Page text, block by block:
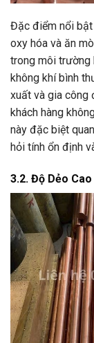
Đặc điểm nổi bật
oxy hóa và ăn
trong môi trường
không khí bình
xuất và gia công
khách hàng
này đặc biệt
hỏi tính ổn định
3.2. Độ Dẻo